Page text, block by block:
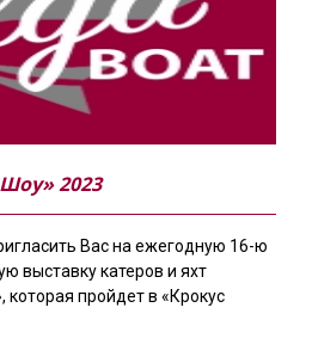
2023
Вас на ежегодную 16-ю
выставку катеров и яхт
пройдет в «Крокус